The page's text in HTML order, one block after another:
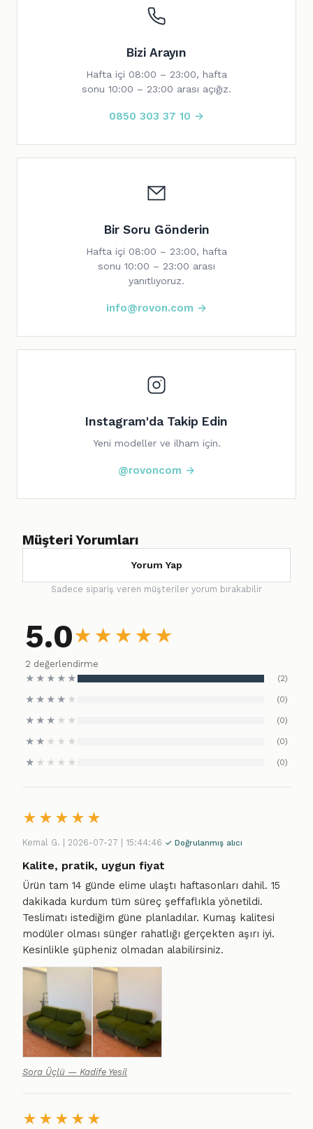
Bizi Arayın
Hafta içi 08:00 – 23:00, hafta
sonu 10:00 – 23:00 arası açığız.
0850 303 37 10 →
Bir Soru Gönderin
Hafta içi 08:00 – 23:00, hafta
sonu 10:00 – 23:00 arası
yanıtlıyoruz.
info@rovon.com →
Instagram'da Takip Edin
Yeni modeller ve ilham için.
@rovoncom →
Müşteri Yorumları
Yorum Yap
Sadece sipariş veren müşteriler yorum bırakabilir
5.0★ ★ ★ ★ ★
2 değerlendirme
★ ★ ★ ★ ★ (2)
★ ★ ★ ★ ★ (0)
★ ★ ★ ★ ★ (0)
★ ★ ★ ★ ★ (0)
★ ★ ★ ★ ★ (0)
★ ★ ★ ★ ★
Kemal G. | 2026-07-27 | 15:44:46 ✓ Doğrulanmış alıcı
Kalite, pratik, uygun fiyat
Ürün tam 14 günde elime ulaştı haftasonları dahil. 15
dakikada kurdum tüm süreç şeffaflıkla yönetildi.
Teslimatı istediğim güne planladılar. Kumaş kalitesi
modüler olması sünger rahatlığı gerçekten aşırı iyi.
Kesinlikle şüpheniz olmadan alabilirsiniz.
Sora Üçlü — Kadife Yesil
★ ★ ★ ★ ★